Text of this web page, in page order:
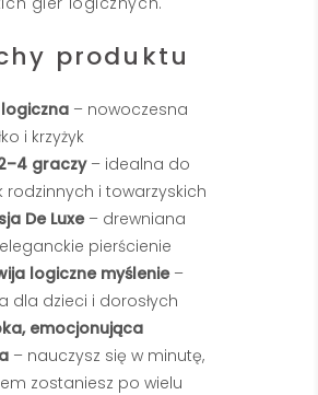
produktu
– nowoczesna
i krzyżyk
graczy– idealna do
rodzinnych i towarzyskich
De Luxe– drewniana
pierścienie
logiczne myślenie–
dla dzieci i dorosłych
emocjonująca
– nauczysz się w minutę,
zostaniesz po wielu